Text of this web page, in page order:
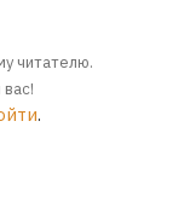
читателю.
.